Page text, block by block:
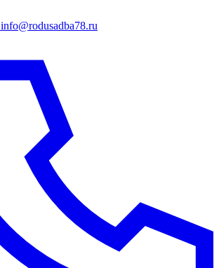
info@rodusadba78.ru